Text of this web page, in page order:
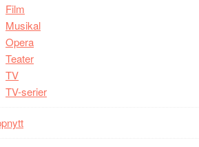
Film
Musikal
Opera
Teater
TV
TV-serier